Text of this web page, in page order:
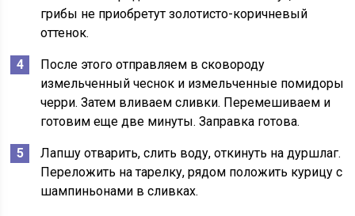
грибы не приобретут золотисто-коричневый
оттенок.
После этого отправляем в сковороду
измельченный чеснок и измельченные помидоры
черри. Затем вливаем сливки. Перемешиваем и
готовим еще две минуты. Заправка готова.
Лапшу отварить, слить воду, откинуть на дуршлаг.
Переложить на тарелку, рядом положить курицу с
шампиньонами в сливках.